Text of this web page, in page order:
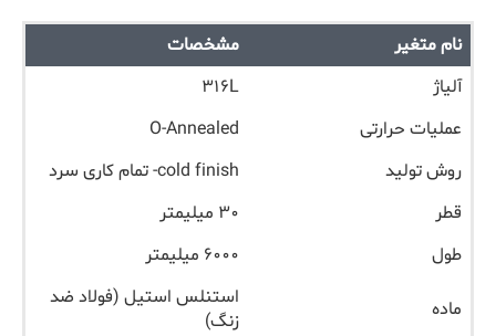
نام متغیر
مشخصات
آلیاژ
۳۱۶L
عملیات حرارتی
O-Annealed
روش تولید
cold finish- تمام کاری سرد
قطر
۳۰ میلیمتر
طول
۶۰۰۰ میلیمتر
ماده
استنلس استیل (فولاد ضد
زنگ)